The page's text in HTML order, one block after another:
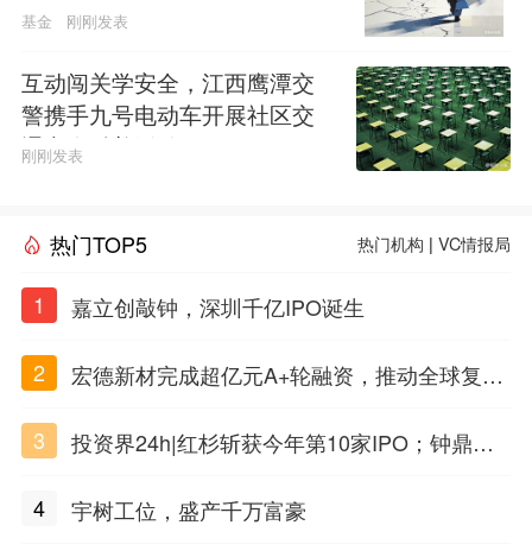
基金 刚刚发表
互动闯关学安全，江西鹰潭交
警携手九号电动车开展社区交
通安全科普活动
刚刚发表
热门TOP5 热门机构 |VC情报局
1 嘉立创敲钟，深圳千亿IPO诞生
2
宏德新材完成超亿元A+轮融资，推动全球复合
3
投资界24h|红杉斩获今年第10家IPO；钟鼎投
水
4 宇树工位，盛产千万富豪